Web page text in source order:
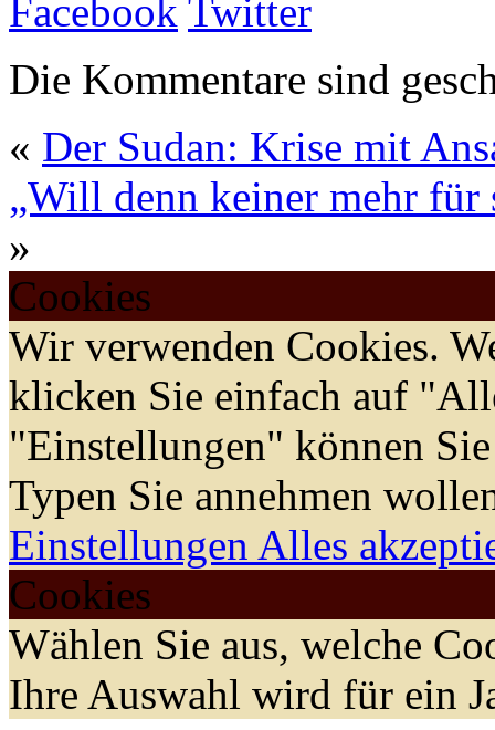
Facebook Twitter
Die Kommentare sind
« Der Sudan: Krise mit
„Will denn keiner mehr für
»
Cookies
Wir verwenden Cookies.
klicken Sie einfach auf
"Einstellungen" können
Typen Sie annehmen
Einstellungen Alles
Cookies
Wählen Sie aus, welche
Ihre Auswahl wird für ein